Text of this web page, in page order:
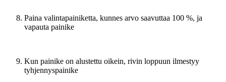
Paina valintapainiketta, kunnes arvo saavuttaa 100 %, ja
vapauta painike
Kun painike on alustettu oikein, rivin loppuun ilmestyy
tyhjennyspainike